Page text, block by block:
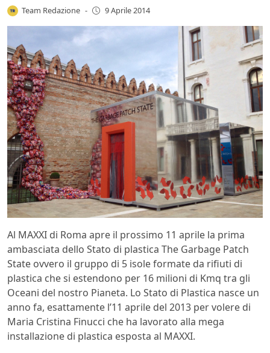
Team Redazione - 9 Aprile 2014
Al MAXXI di Roma apre il prossimo 11 aprile la prima
ambasciata dello Stato di plastica The Garbage Patch
State ovvero il gruppo di 5 isole formate da rifiuti di
plastica che si estendono per 16 milioni di Kmq tra gli
Oceani del nostro Pianeta. Lo Stato di Plastica nasce un
anno fa, esattamente l’11 aprile del 2013 per volere di
Maria Cristina Finucci che ha lavorato alla mega
installazione di plastica esposta al MAXXI.